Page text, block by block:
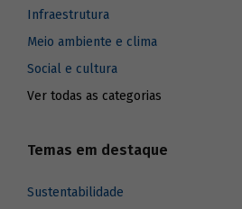
Infraestrutura
Meio ambiente e clima
Social e cultura
Ver todas as categorias
Temas em destaque
Sustentabilidade